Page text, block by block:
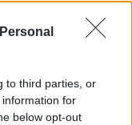
to third parties, or
for
below opt-out